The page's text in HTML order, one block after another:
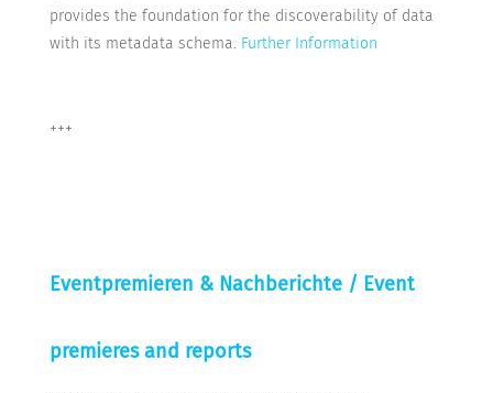
provides the foundation for the discoverability of data
with its metadata schema. Further Information
+++
Eventpremieren & Nachberichte / Event
premieres and reports